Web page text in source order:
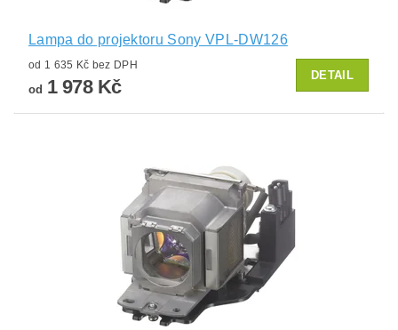
Lampa do projektoru Sony VPL-DW126
od 1 635 Kč bez DPH
od 1 978 Kč
DETAIL